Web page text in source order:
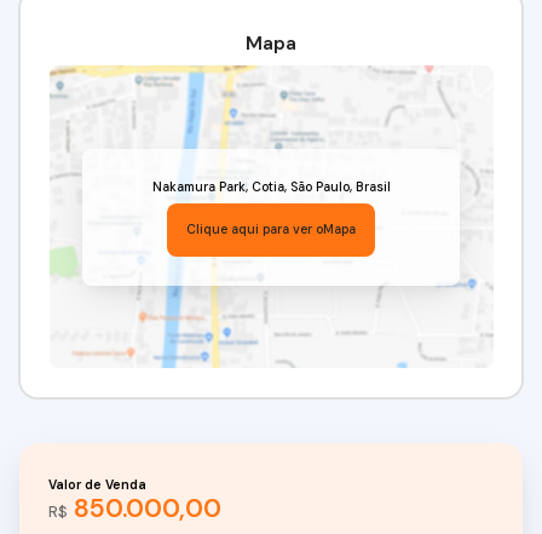
perfeitos para viver bons momentos.
Valor de venda: R$ 850.000,00
Venha conferir!!! Agende já a sua visita!
(11) 97417-8061 // (11) 95332-7355
Imobiliária Alfa Negócios.
CRECI: 34.726-J
Mapa
Nakamura Park, Cotia, São Paulo, Brasil
Clique aqui para ver oMapa
R$ 850.000,00
Valor de Venda